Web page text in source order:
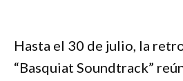
Hasta el 30 de julio, la
“Basquiat Soundtrack”